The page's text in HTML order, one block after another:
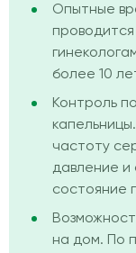
Опытные
более 10
Контроль
частоту
давление и
состояние
на дом. По